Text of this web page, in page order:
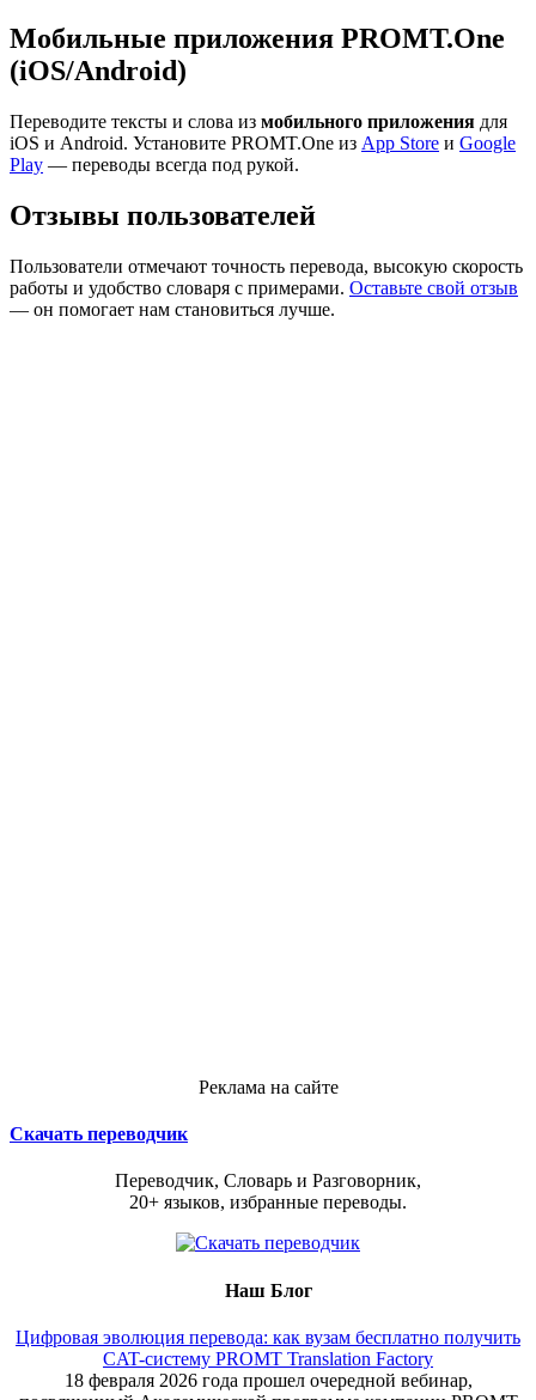
Мобильные приложения PROMT.One
(iOS/Android)
Переводите тексты и слова из мобильного приложения для
iOS и Android. Установите PROMT.One из App Store и Google
Play — переводы всегда под рукой.
Отзывы пользователей
Пользователи отмечают точность перевода, высокую скорость
работы и удобство словаря с примерами. Оставьте свой отзыв
— он помогает нам становиться лучше.
Реклама на сайте
Скачать переводчик
Переводчик, Словарь и Разговорник,
20+ языков, избранные переводы.
Наш Блог
Цифровая эволюция перевода: как вузам бесплатно получить
CAT-систему PROMT Translation Factory
18 февраля 2026 года прошел очередной вебинар,